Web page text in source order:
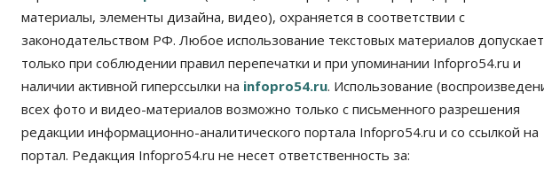
материалы, элементы дизайна, видео), охраняется в соответствии с
законодательством РФ. Любое использование текстовых материалов
только при соблюдении правил перепечатки и при упоминании Infopro54.ru и
наличии активной гиперссылки на infopro54.ru. Использование
всех фото и видео-материалов возможно только с письменного разрешения
редакции информационно-аналитического портала Infopro54.ru и со ссылкой на
портал. Редакция Infopro54.ru не несет ответственность за: